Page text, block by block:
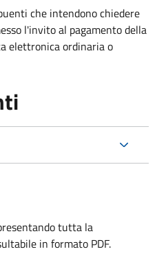
che intendono chiedere
l'invito al pagamento della
elettronica ordinaria o
tutta la
in formato PDF.